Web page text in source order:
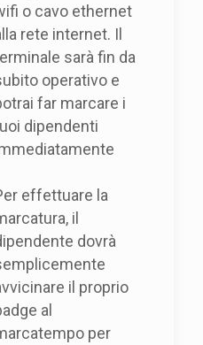
o cavo ethernet
rete internet. Il
sarà fin da
operativo e
far marcare i
dipendenti
effettuare la
il
dovrà
il proprio
al
per